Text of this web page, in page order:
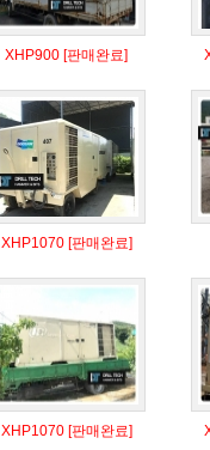
XHP900 [판매완료]
XHP1070 [판매완료]
XHP1070 [판매완료]